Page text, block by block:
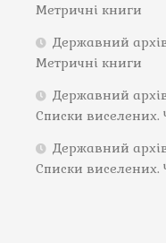
Метричні книги
Державний архів
Метричні книги
Державний
Списки виселених.
Державний
Списки виселених.